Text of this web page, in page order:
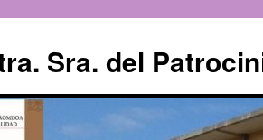
Sra. del